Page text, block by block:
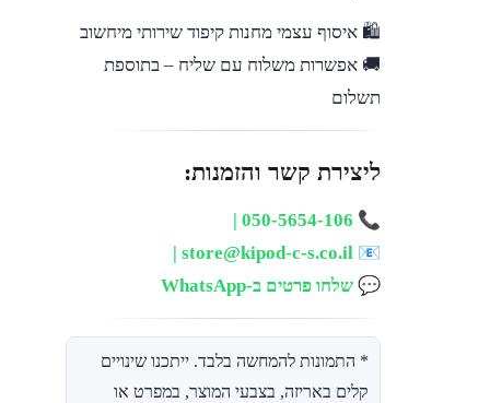
🛍️ איסוף עצמי מחנות קיפוד שירותי מיחשוב
🚚 אפשרות משלוח עם שליח – בתוספת
תשלום
ליצירת קשר והזמנות:
📞 050-5654-106 |
📧 store@kipod-c-s.co.il |
💬 שלחו פרטים ב-WhatsApp
* התמונות להמחשה בלבד. ייתכנו שינויים
קלים באריזה, בצבעי המוצר, במפרט או